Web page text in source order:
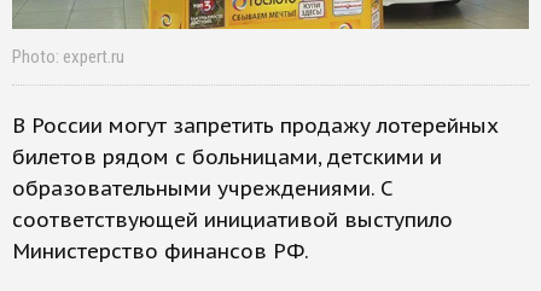
Photo: expert.ru
В России могут запретить продажу лотерейных
билетов рядом с больницами, детскими и
образовательными учреждениями. С
соответствующей инициативой выступило
Министерство финансов РФ.